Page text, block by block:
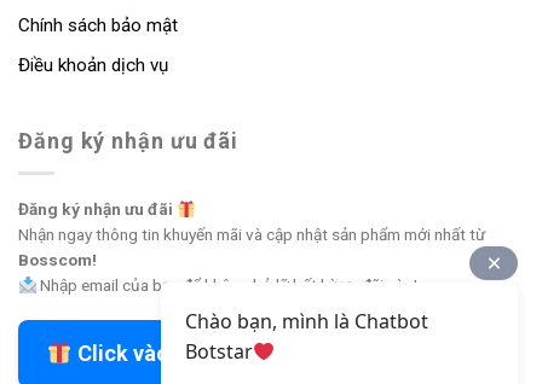
Chính sách bảo mật
Điều khoản dịch vụ
Đăng ký nhận ưu đãi
Đăng ký nhận ưu đãi
Nhận ngay thông tin khuyến mãi và cập nhật sản phẩm mới nhất từ
Bosscom!
Nhập email của bạn để không bỏ lỡ bất kỳ ưu đãi nào!
Click vào đây để nhận ưu đãi
Chào bạn, mình là Chatbot
Botstar